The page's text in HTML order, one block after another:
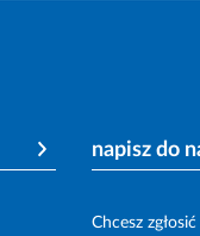
napisz do
Chcesz